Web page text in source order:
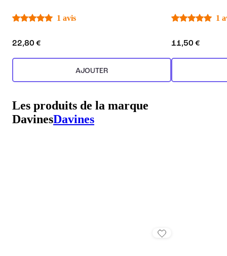
1 avis
22,80 €
AJOUTER
1
11,50 €
Les produits de la marque
DavinesDavines